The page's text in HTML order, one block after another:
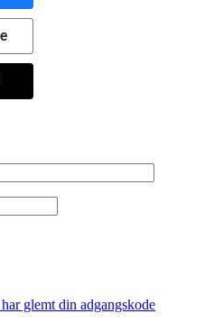
glemt din adgangskode